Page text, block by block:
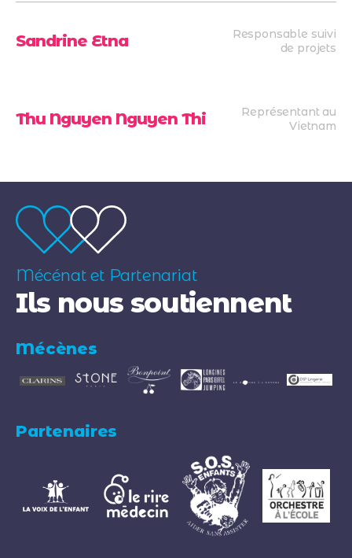
Sandrine Etna
Responsable suivi
de projets
Thu Nguyen Nguyen Thi
Représentant au
Vietnam
Mécénat et Partenariat
Ils nous soutiennent
Mécènes
Partenaires